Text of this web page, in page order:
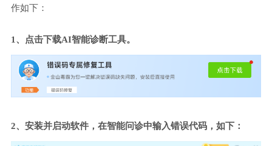
作如下：
1、点击下载AI智能诊断工具。
2、安装并启动软件，在智能问诊中输入错误代码，如下：